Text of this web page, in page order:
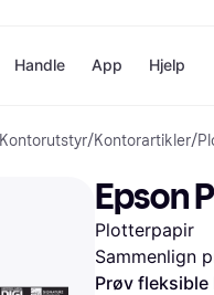
Betal nå
Betal i 3
Betal innen
Finansiering
Vipps
Handle
Butikker
kicks.no
App Hjelp
Kontorutstyr/Kontorartikler/
Epson
Plotterpapir
Sammenlign
Prøv